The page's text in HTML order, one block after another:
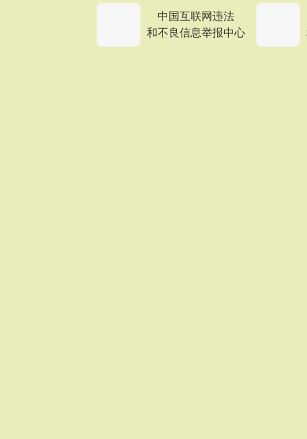
中国互联网违法
和不良信息举报中心